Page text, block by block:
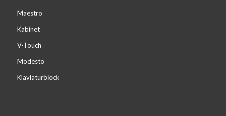
Maestro
Kabinet
V-Touch
Modesto
Klaviaturblock